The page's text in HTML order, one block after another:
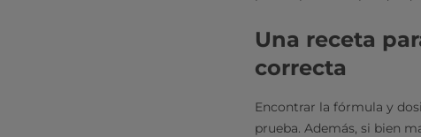
Una receta
correcta
Encontrar la fórmula y
prueba. Además, si bien